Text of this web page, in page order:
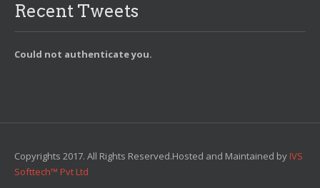
Recent Tweets
Could not authenticate you.
Copyrights 2017. All Rights Reserved.Hosted and Maintained by IVS
Softtech™ Pvt Ltd